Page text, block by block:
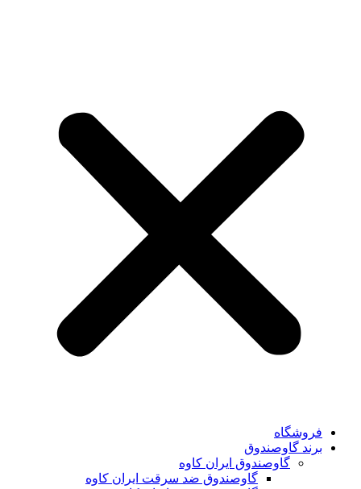
فروشگاه
برند گاوصندوق
گاوصندوق ایران کاوه
گاوصندوق ضد سرقت ایران کاوه